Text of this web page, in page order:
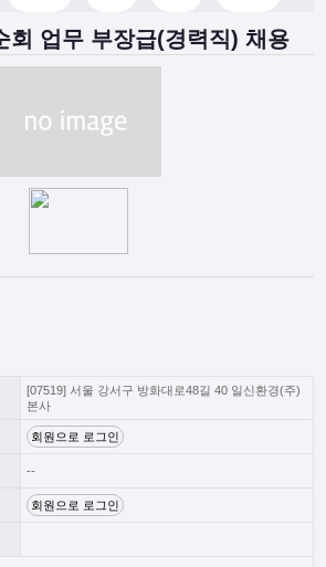
회 업무 부장급(경력직) 채용
[07519] 서울 강서구 방화대로48길 40 일신환경(주)
본사
회원으로 로그인
--
회원으로 로그인